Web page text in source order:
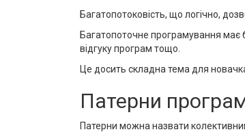
Багатопотоковість, що логічно,
Багатопоточне програмування має
відгуку програм тощо.
Це досить складна тема для
Патерни
Патерни можна назвати